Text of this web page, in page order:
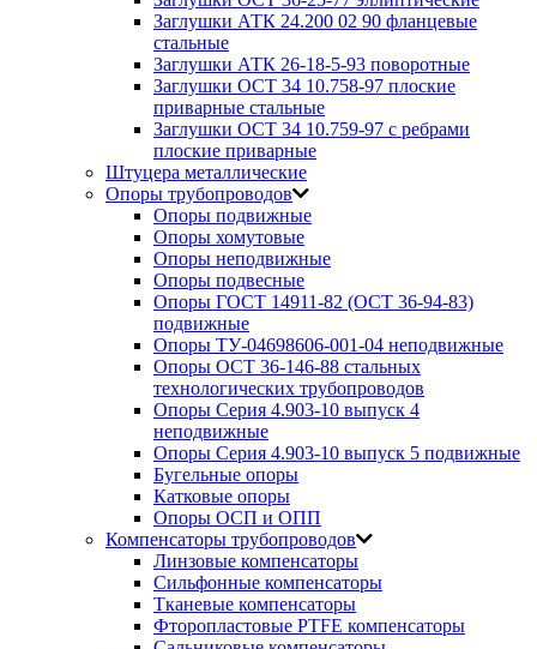
Заглушки АТК 24.200 02 90 фланцевые
стальные
Заглушки АТК 26-18-5-93 поворотные
Заглушки ОСТ 34 10.758-97 плоские
приварные стальные
Заглушки ОСТ 34 10.759-97 с ребрами
плоские приварные
Штуцера металлические
Опоры трубопроводов
Опоры подвижные
Опоры хомутовые
Опоры неподвижные
Опоры подвесные
Опоры ГОСТ 14911-82 (ОСТ 36-94-83)
подвижные
Опоры ТУ-04698606-001-04 неподвижные
Опоры ОСТ 36-146-88 стальных
технологических трубопроводов
Опоры Серия 4.903-10 выпуск 4
неподвижные
Опоры Серия 4.903-10 выпуск 5 подвижные
Бугельные опоры
Катковые опоры
Опоры ОСП и ОПП
Компенсаторы трубопроводов
Линзовые компенсаторы
Сильфонные компенсаторы
Тканевые компенсаторы
Фторопластовые PTFE компенсаторы